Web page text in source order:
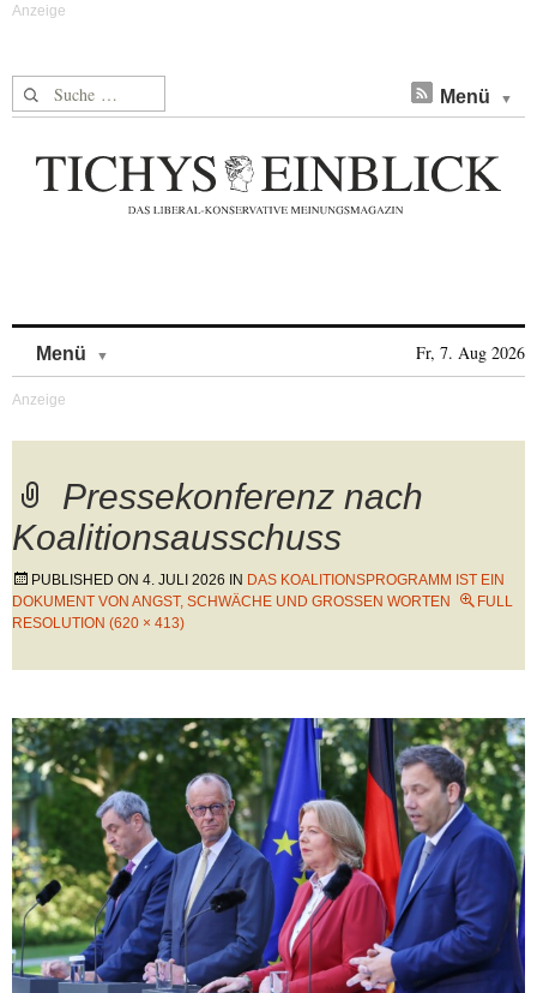
Suche nach: Menü
Menü Fr, 7. Aug 2026
Pressekonferenz nach
Koalitionsausschuss
PUBLISHED ON 4. JULI 2026 IN DAS KOALITIONSPROGRAMM IST EIN
DOKUMENT VON ANGST, SCHWÄCHE UND GROSSEN WORTEN
FULL
RESOLUTION (620 × 413)